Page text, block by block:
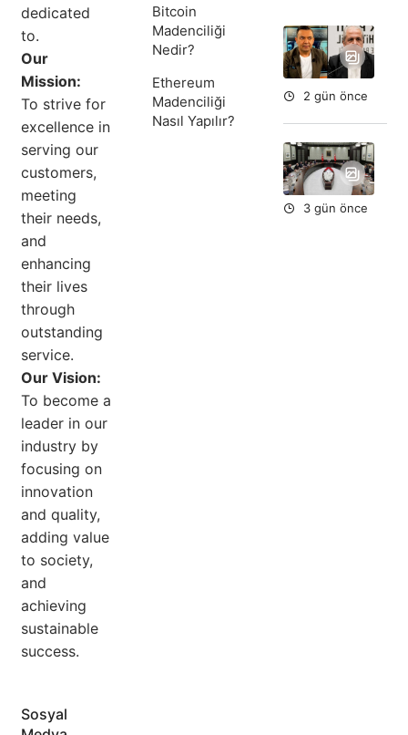
dedicated
to.
Our
Mission:
To strive for
excellence in
serving our
customers,
meeting
their needs,
and
enhancing
their lives
through
outstanding
service.
Our Vision:
To become a
leader in our
industry by
focusing on
innovation
and quality,
adding value
to society,
and
achieving
sustainable
success.
Sosyal
Bitcoin
Madenciliği
Nedir?
Ethereum
Madenciliği
Nasıl Yapılır?
2 gün önce
3 gün önce